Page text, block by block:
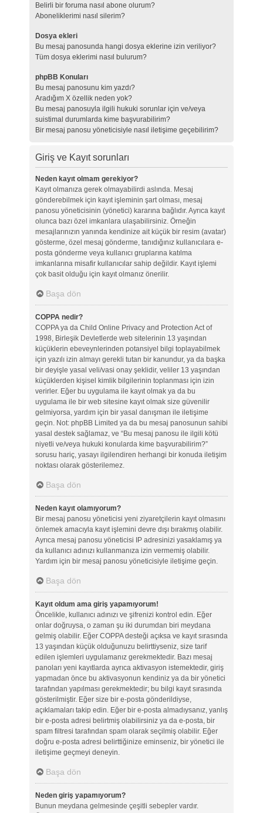
Belirli bir foruma nasıl abone olurum?
Aboneliklerimi nasıl silerim?
Dosya ekleri
Bu mesaj panosunda hangi dosya eklerine izin veriliyor?
Tüm dosya eklerimi nasıl bulurum?
phpBB Konuları
Bu mesaj panosunu kim yazdı?
Aradığım X özellik neden yok?
Bu mesaj panosuyla ilgili hukuki sorunlar için ve/veya
suistimal durumlarda kime başvurabilirim?
Bir mesaj panosu yöneticisiyle nasıl iletişime geçebilirim?
Giriş ve Kayıt sorunları
Neden kayıt olmam gerekiyor?
Kayıt olmanıza gerek olmayabilirdi aslında. Mesaj
gönderebilmek için kayıt işleminin şart olması, mesaj
panosu yöneticisinin (yönetici) kararına bağlıdır. Ayrıca kayıt
olunca bazı özel imkanlara ulaşabilirsiniz. Örneğin
mesajlarınızın yanında kendinize ait küçük bir resim (avatar)
gösterme, özel mesaj gönderme, tanıdığınız kullanıcılara e-
posta gönderme veya kullanıcı gruplarına katılma
imkanlarına misafir kullanıcılar sahip değildir. Kayıt işlemi
çok basit olduğu için kayıt olmanız önerilir.
Başa dön
COPPA nedir?
COPPA ya da Child Online Privacy and Protection Act of
1998, Birleşik Devletlerde web sitelerinin 13 yaşından
küçüklerin ebeveynlerinden potansiyel bilgi toplayabilmek
için yazılı izin almayı gerekli tutan bir kanundur, ya da başka
bir deyişle yasal veli/vasi onay şeklidir, veliler 13 yaşından
küçüklerden kişisel kimlik bilgilerinin toplanması için izin
verirler. Eğer bu uygulama ile kayıt olmak ya da bu
uygulama ile bir web sitesine kayıt olmak size güvenilir
gelmiyorsa, yardım için bir yasal danışman ile iletişime
geçin. Not: phpBB Limited ya da bu mesaj panosunun sahibi
yasal destek sağlamaz, ve “Bu mesaj panosu ile ilgili kötü
niyetli ve/veya hukuki konularda kime başvurabilirim?”
sorusu hariç, yasayı ilgilendiren herhangi bir konuda iletişim
noktası olarak gösterilemez.
Başa dön
Neden kayıt olamıyorum?
Bir mesaj panosu yöneticisi yeni ziyaretçilerin kayıt olmasını
önlemek amacıyla kayıt işlemini devre dışı bırakmış olabilir.
Ayrıca mesaj panosu yöneticisi IP adresinizi yasaklamış ya
da kullanıcı adınızı kullanmanıza izin vermemiş olabilir.
Yardım için bir mesaj panosu yöneticisiyle iletişime geçin.
Başa dön
Kayıt oldum ama giriş yapamıyorum!
Öncelikle, kullanıcı adınızı ve şifrenizi kontrol edin. Eğer
onlar doğruysa, o zaman şu iki durumdan biri meydana
gelmiş olabilir. Eğer COPPA desteği açıksa ve kayıt sırasında
13 yaşından küçük olduğunuzu belirttiyseniz, size tarif
edilen işlemleri uygulamanız gerekmektedir. Bazı mesaj
panoları yeni kayıtlarda ayrıca aktivasyon istemektedir, giriş
yapmadan önce bu aktivasyonun kendiniz ya da bir yönetici
tarafından yapılması gerekmektedir; bu bilgi kayıt sırasında
gösterilmiştir. Eğer size bir e-posta gönderildiyse,
açıklamaları takip edin. Eğer bir e-posta almadıysanız, yanlış
bir e-posta adresi belirtmiş olabilirsiniz ya da e-posta, bir
spam filtresi tarafından spam olarak seçilmiş olabilir. Eğer
doğru e-posta adresi belirttiğinize eminseniz, bir yönetici ile
iletişime geçmeyi deneyin.
Başa dön
Neden giriş yapamıyorum?
Bunun meydana gelmesinde çeşitli sebepler vardır.